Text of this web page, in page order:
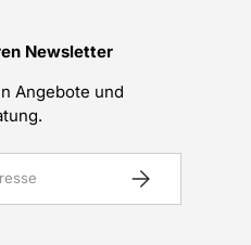
Newsletter
Angebote und
Abonnieren